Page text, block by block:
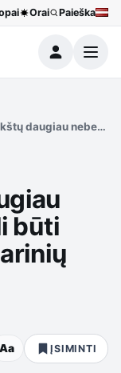
Orai Paieška
Meniu
daugiau
būti
Aa ĮSIMINTI